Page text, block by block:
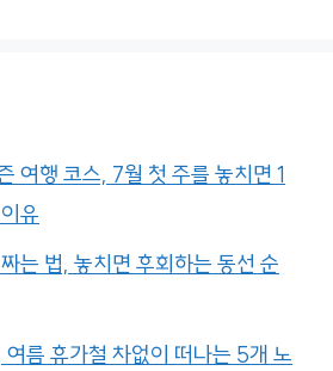
여행 코스, 7월 첫 주를 놓치면 1
유
는 법, 놓치면 후회하는 동선 순
름 휴가철 차없이 떠나는 5개 노